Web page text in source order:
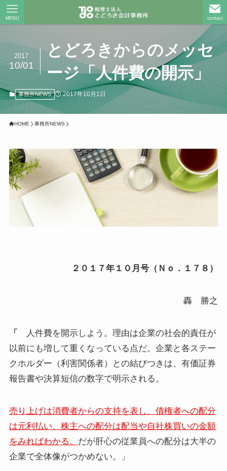
contact
MENU
とどろきからのメッセ
ージ「人件費の開示」
2017
10/01
事務所NEWS 2017年10月1日
HOME 事務所NEWS
２０１７年１０月号（Ｎｏ．１７８）
轟 勝之
「
人件費を開示しよう。理由は企業の社会的責任が
以前にも増して重くなっている点だ。企業と各ステー
クホルダー（利害関係者）との結びつきは、有価証券
報告書や決算短信の数字で明示される。
売り上げは消費者からの支持を表し、債権者への配分
は元利払い、株主への配分は配当や自社株買いの金額
をみればわかる。 だが肝心の従業員への配分は大半の
企業で全体像がつかめない。」